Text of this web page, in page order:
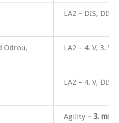
LA2 – DIS, DIS
Odrou,
LA2 – 4. V, 3. V
LA2 – 4. V, DIS
Agility – 3.